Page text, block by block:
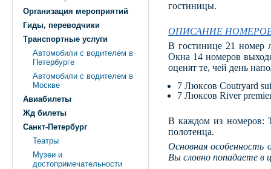
Организация мероприятий
Гиды, переводчики
Транспортные услуги
Автомобили с водителем в
Петербурге
Автомобили с водителем в
Москве
Авиабилеты
Жд билеты
Санкт-Петербург
Театры
Музеи и
достопримечательности
гостиницы.
ОПИСАНИЕ
В гостинице 21 номер
Окна 14 номеров
оценят те, чей день
7 Люксов Coutryard
7 Люксов River
В каждом из номеров:
полотенца.
Основная особенность
Вы словно попадаете в